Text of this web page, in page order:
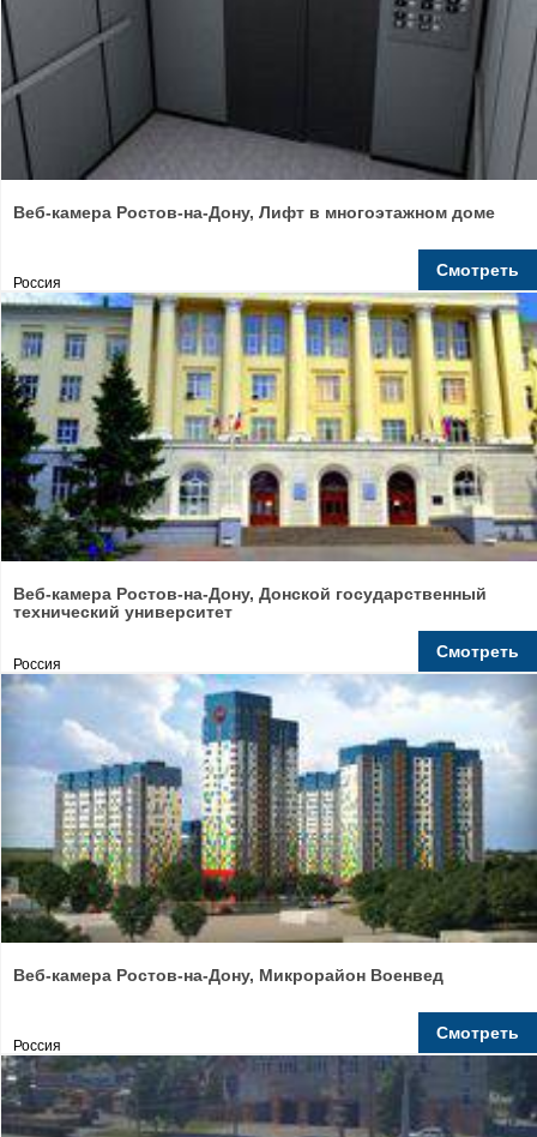
Веб-камера Ростов-на-Дону, Лифт в многоэтажном доме
Россия
Смотреть
Веб-камера Ростов-на-Дону, Донской государственный
технический университет
Россия
Смотреть
Веб-камера Ростов-на-Дону, Микрорайон Военвед
Россия
Смотреть